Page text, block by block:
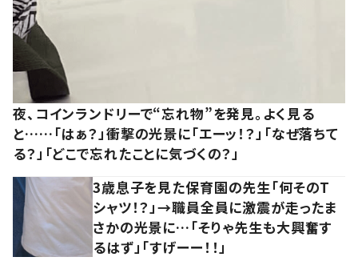
夜、コインランドリーで“忘れ物”を発見。よく見る
と……「はぁ？」衝撃の光景に「エーッ！？」「なぜ落ちて
る？」「どこで忘れたことに気づくの？」
3歳息子を見た保育園の先生「何そのT
シャツ！？」→職員全員に激震が走ったま
さかの光景に…「そりゃ先生も大興奮す
るはず」「すげーー！！」